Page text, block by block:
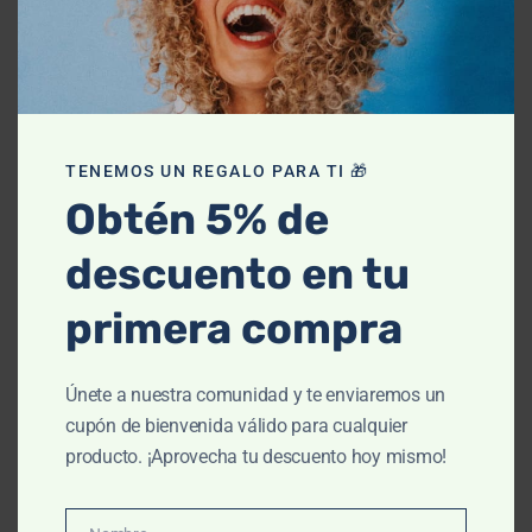
En productos
dermatológicos
Belleza a solo
un clic
los días
A través de
nuestro chat
farmacias
MAP
A DE
SITI
CAT
EGO
RÍAS
MÁS
INFO
RMA
CONTACT
Marina local
TENEMOS UN REGALO PARA TI 🎁
Obtén 5% de
descuento en tu
primera compra
Únete a nuestra comunidad y te enviaremos un
cupón de bienvenida válido para cualquier
producto. ¡Aprovecha tu descuento hoy mismo!